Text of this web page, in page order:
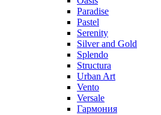
Paradise
Pastel
Serenity
Silver and Gold
Splendo
Structura
Urban Art
Vento
Versale
Гармония